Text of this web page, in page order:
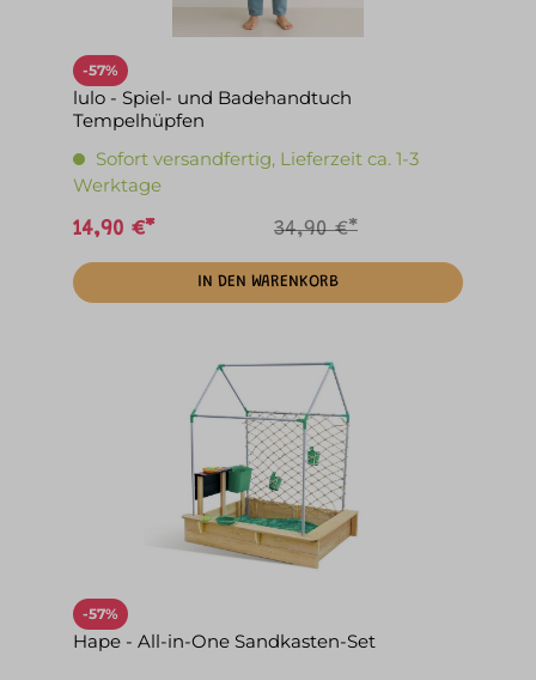
-57%
lulo - Spiel- und Badehandtuch
Tempelhüpfen
Sofort versandfertig, Lieferzeit ca. 1-3
Werktage
14,90 €* 34,90 €*
IN DEN WARENKORB
-57%
Hape - All-in-One Sandkasten-Set